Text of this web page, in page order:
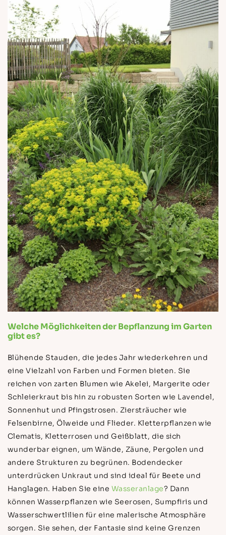
Welche Möglichkeiten der Bepflanzung im Garten
gibt es?
Blühende Stauden, die jedes Jahr wiederkehren und
eine Vielzahl von Farben und Formen bieten. Sie
reichen von zarten Blumen wie Akelei, Margerite oder
Schleierkraut bis hin zu robusten Sorten wie Lavendel,
Sonnenhut und Pfingstrosen. Ziersträucher wie
Felsenbirne, Ölweide und Flieder. Kletterpflanzen wie
Clematis, Kletterrosen und Geißblatt, die sich
wunderbar eignen, um Wände, Zäune, Pergolen und
andere Strukturen zu begrünen. Bodendecker
unterdrücken Unkraut und sind ideal für Beete und
Hanglagen. Haben Sie eine Wasseranlage? Dann
können Wasserpflanzen wie Seerosen, Sumpfiris und
Wasserschwertlilien für eine malerische Atmosphäre
sorgen. Sie sehen, der Fantasie sind keine Grenzen